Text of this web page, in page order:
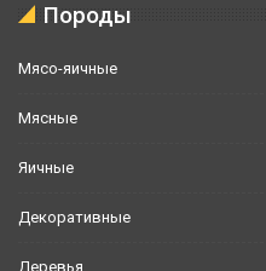
Породы
Мясо-яичные
Мясные
Яичные
Декоративные
Деревья